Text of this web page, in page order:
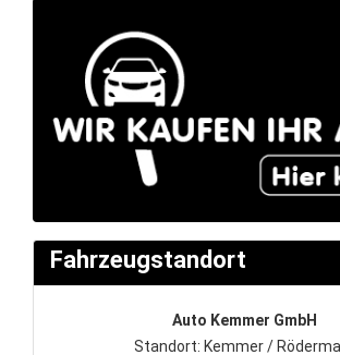
Fahrzeugstandort
Auto Kemmer GmbH
Standort: Kemmer /